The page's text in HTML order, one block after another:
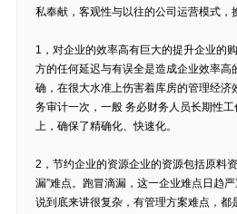
私奉献，客观性与以往的公司运营模式
1，对企业的效率高有巨大的提升企业的
方的任何延迟与有误全是造成企业效率
确，在很大水准上伤害着库房的管理经
务审计一次，一般 务必财务人员长期性
上，确保了精确化、快速化。
2，节约企业的资源企业的资源包括原料
漏”难点。跑冒滴漏，这一企业难点日趋
说到底来讲很复杂，有管理方案难点，